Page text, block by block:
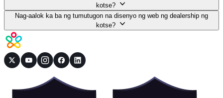
kotse?
Nag-aalok ka ba ng tumutugon na disenyo ng web ng dealership ng
kotse?